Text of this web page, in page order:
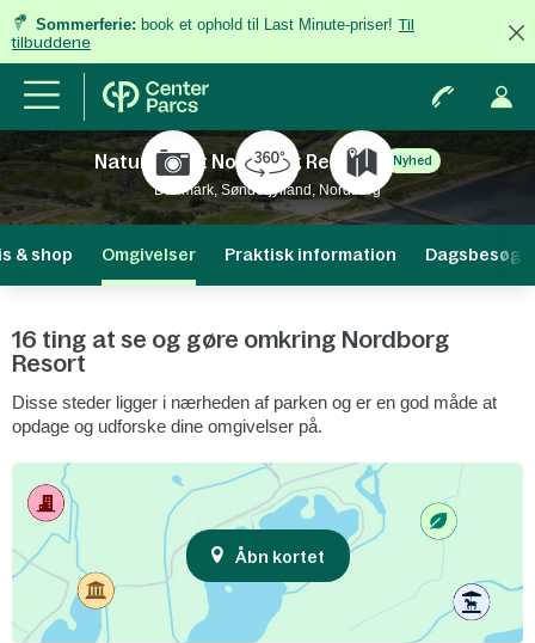
Sommerferie: book et ophold til Last Minute-priser! Til
tilbuddene
Naturresort Nordborg Resort Nyhed
Danmark, Sønderjylland, Nordborg
& shop Omgivelser Praktisk information Dagsbesøg
16 ting at se og gøre omkring Nordborg
Resort
Disse steder ligger i nærheden af ​​parken og er en god måde at
opdage og udforske dine omgivelser på.
Åbn kortet